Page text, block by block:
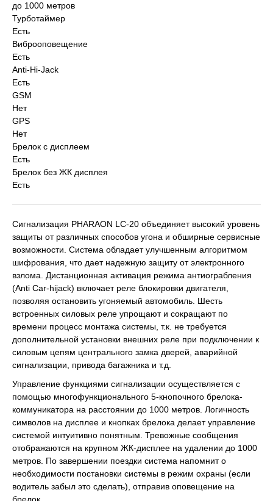
до 1000 метров
Турботаймер
Есть
Виброоповещение
Есть
Anti-Hi-Jack
Есть
GSM
Нет
GPS
Нет
Брелок с дисплеем
Есть
Брелок без ЖК дисплея
Есть
Сигнализация PHARAON LC-20 объединяет высокий уровень
защиты от различных способов угона и обширные сервисные
возможности. Система обладает улучшенным алгоритмом
шифрования, что дает надежную защиту от электронного
взлома. Дистанционная активация режима антиограбления
(Anti Car-hijack) включает реле блокировки двигателя,
позволяя остановить угоняемый автомобиль. Шесть
встроенных силовых реле упрощают и сокращают по
времени процесс монтажа системы, т.к. не требуется
дополнительной установки внешних реле при подключении к
силовым цепям центрального замка дверей, аварийной
сигнализации, привода багажника и т.д.
Управление функциями сигнализации осуществляется с
помощью многофункционального 5-кнопочного брелока-
коммуникатора на расстоянии до 1000 метров. Логичность
символов на дисплее и кнопках брелока делает управление
системой интуитивно понятным. Тревожные сообщения
отображаются на крупном ЖК-дисплее на удалении до 1000
метров. По завершении поездки система напомнит о
необходимости постановки системы в режим охраны (если
водитель забыл это сделать), отправив оповещение на